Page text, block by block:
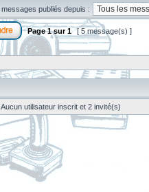
publiés depuis :
Page1sur1 [ 5 message(s) ]
utilisateur inscrit et 2 invité(s)